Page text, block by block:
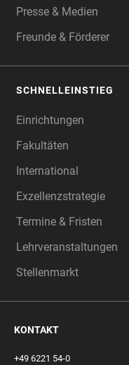
Presse & Medien
Freunde & Förderer
SCHNELLEINSTIEG
Einrichtungen
Fakultäten
International
Exzellenzstrategie
Termine & Fristen
Lehrveranstaltungen
Stellenmarkt
KONTAKT
+49 6221 54-0